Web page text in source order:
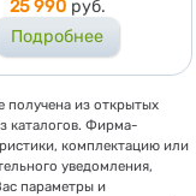
25 990 руб.
Подробнее
из открытых
каталогов. Фирма-
комплектацию или
уведомления,
параметры и